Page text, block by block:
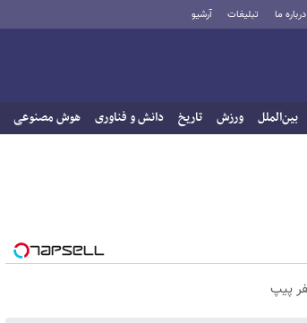
درباره ما تبلیغات آرشیو
بین‌الملل ورزش تاریخ دانش و فناوری هوش مصنوعی